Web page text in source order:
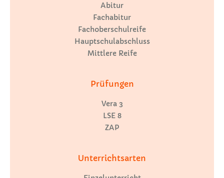
Abitur
Fachabitur
Fachoberschulreife
Hauptschulabschluss
Mittlere Reife
Prüfungen
Vera 3
LSE 8
ZAP
Unterrichtsarten